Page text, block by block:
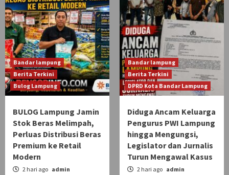
Bandar lampung
Berita Terkini
Bulog Lampung
BULOG Lampung Jamin
Stok Beras Melimpah,
Perluas Distribusi Beras
Premium ke Retail
Modern
2 hari ago admin
Bandar lampung
Berita Terkini
DPRD Kota Bandar Lampung
Diduga Ancam Keluarga
Pengurus PWI Lampung
hingga Mengungsi,
Legislator dan Jurnalis
Turun Mengawal Kasus
2 hari ago admin